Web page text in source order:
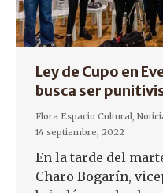
Ley de Cupo en
busca ser
Flora Espacio Cultural,
14 septiembre, 2022
En la tarde del
Charo Bogarín,